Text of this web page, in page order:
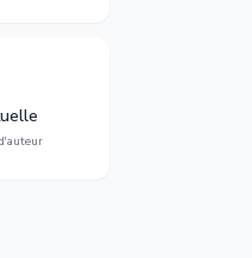
: brevets,
contre la